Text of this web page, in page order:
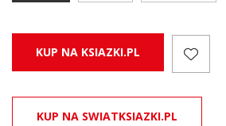
KUP NA KSIAZKI.PL
KUP NA SWIATKSIAZKI.PL